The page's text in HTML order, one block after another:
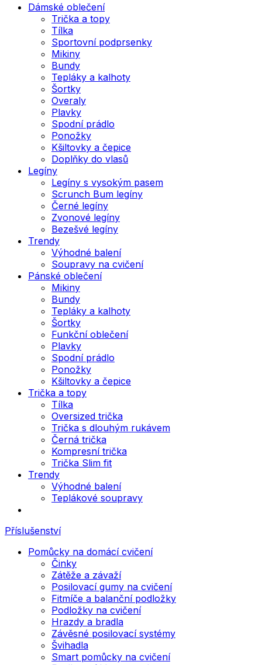
Dámské oblečení
Trička a topy
Tílka
Sportovní podprsenky
Mikiny
Bundy
Tepláky a kalhoty
Šortky
Overaly
Plavky
Spodní prádlo
Ponožky
Kšiltovky a čepice
Doplňky do vlasů
Legíny
Legíny s vysokým pasem
Scrunch Bum legíny
Černé legíny
Zvonové legíny
Bezešvé legíny
Trendy
Výhodné balení
Soupravy na cvičení
Pánské oblečení
Mikiny
Bundy
Tepláky a kalhoty
Šortky
Funkční oblečení
Plavky
Spodní prádlo
Ponožky
Kšiltovky a čepice
Trička a topy
Tílka
Oversized trička
Trička s dlouhým rukávem
Černá trička
Kompresní trička
Trička Slim fit
Trendy
Výhodné balení
Teplákové soupravy
Příslušenství
Pomůcky na domácí cvičení
Činky
Zátěže a závaží
Posilovací gumy na cvičení
Fitmíče a balanční podložky
Podložky na cvičení
Hrazdy a bradla
Závěsné posilovací systémy
Švihadla
Smart pomůcky na cvičení